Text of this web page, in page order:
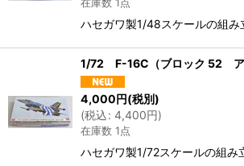
在庫数 1点
ハセガワ製1/48スケールの組み
1/72 F-16C（ブロック 52
4,000円(税別)
(税込: 4,400円)
在庫数 1点
ハセガワ製1/72スケールの組み